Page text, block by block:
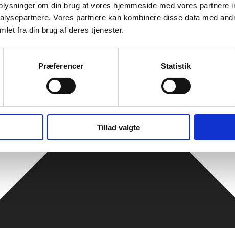
om din brug af vores hjemmeside med vores partnere
Vores partnere kan kombinere disse data med
fra din brug af deres tjenester.
Præferencer Statistik
Tillad valgte